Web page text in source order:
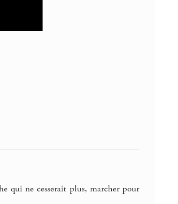
qui ne cesserait plus, marcher pour